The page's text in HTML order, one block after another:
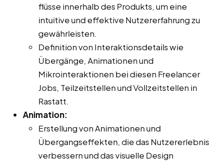
flüsse innerhalb des Produkts, um eine
intuitive und effektive Nutzererfahrung zu
gewährleisten.
Definition von Interaktionsdetails wie
Übergänge, Animationen und
Mikrointeraktionen bei diesen Freelancer
Jobs, Teilzeitstellen und Vollzeitstellen in
Rastatt.
Animation:
Erstellung von Animationen und
Übergangseffekten, die das Nutzererlebnis
verbessern und das visuelle Design